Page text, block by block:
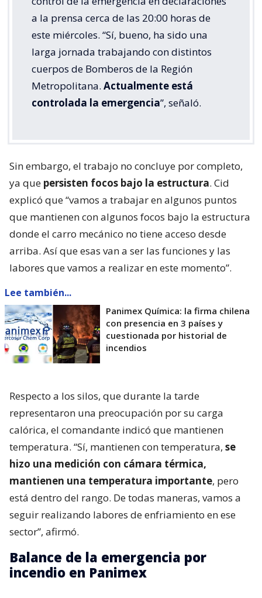
a la prensa cerca de las 20:00 horas de
este miércoles. “Sí, bueno, ha sido una
larga jornada trabajando con distintos
cuerpos de Bomberos de la Región
Metropolitana. Actualmente está
controlada la emergencia”, señaló.
Sin embargo, el trabajo no concluye por completo,
ya que persisten focos bajo la estructura. Cid
explicó que “vamos a trabajar en algunos puntos
que mantienen con algunos focos bajo la estructura
donde el carro mecánico no tiene acceso desde
arriba. Así que esas van a ser las funciones y las
labores que vamos a realizar en este momento”.
Lee también...
Panimex Química: la firma chilena
con presencia en 3 países y
cuestionada por historial de
incendios
Respecto a los silos, que durante la tarde
representaron una preocupación por su carga
calórica, el comandante indicó que mantienen
temperatura. “Sí, mantienen con temperatura, se
hizo una medición con cámara térmica,
mantienen una temperatura importante, pero
está dentro del rango. De todas maneras, vamos a
seguir realizando labores de enfriamiento en ese
sector”, afirmó.
Balance de la emergencia por
incendio en Panimex